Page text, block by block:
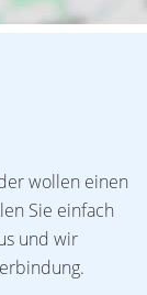
wollen einen
Sie einfach
und wir